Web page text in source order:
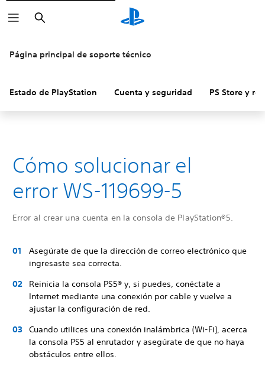
Buscar
Página principal de soporte técnico
Estado de PlayStation Cuenta y seguridad PS Store y
Cómo solucionar el
error WS-119699-5
Error al crear una cuenta en la consola de PlayStation®5.
Asegúrate de que la dirección de correo electrónico que
ingresaste sea correcta.
Reinicia la consola PS5® y, si puedes, conéctate a
Internet mediante una conexión por cable y vuelve a
ajustar la configuración de red.
Cuando utilices una conexión inalámbrica (Wi-Fi), acerca
la consola PS5 al enrutador y asegúrate de que no haya
obstáculos entre ellos.